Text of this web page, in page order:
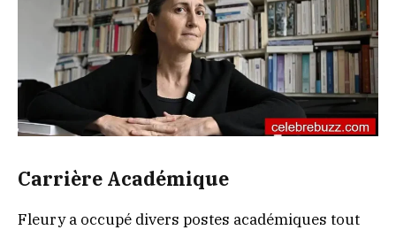
Carrière Académique
Fleury a occupé divers postes académiques tout